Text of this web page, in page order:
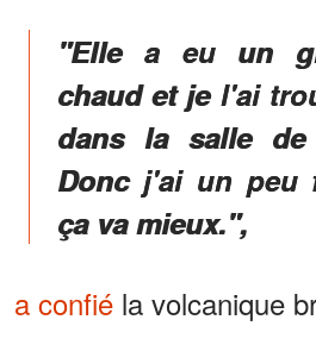
"Elle a eu un
chaud et je l'ai
dans la salle de
Donc j'ai un peu
ça va mieux.",
a confié la volcanique